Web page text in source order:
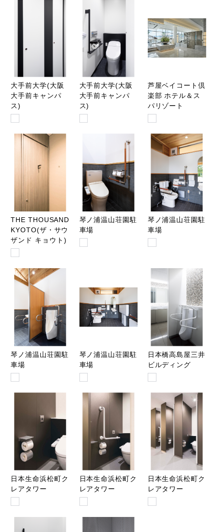
大手前大学(大阪
大手前キャンパ
ス)
大手前大学(大阪
大手前キャンパ
ス)
芦屋ベイコート倶
楽部 ホテル＆ス
パリゾート
THE THOUSAND
KYOTO(ザ・サウ
ザンド キョウト)
琴ノ浦温山荘園駐
車場
琴ノ浦温山荘園駐
車場
琴ノ浦温山荘園駐
車場
琴ノ浦温山荘園駐
車場
日本橋高島屋三井
ビルディング
日本生命浜松町ク
レアタワー
日本生命浜松町ク
レアタワー
日本生命浜松町ク
レアタワー